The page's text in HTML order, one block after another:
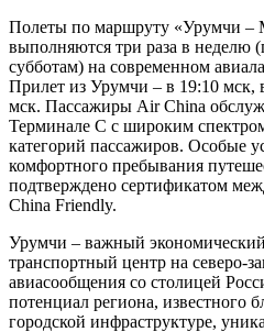
Полеты по маршруту «Урумчи –
выполняются три раза в неделю
субботам) на современном
Прилет из Урумчи – в 19:10 мск,
мск. Пассажиры Air China
Терминале С с широким
категорий пассажиров. Особые
комфортного пребывания
подтверждено сертификатом
China Friendly.
Урумчи – важный
транспортный центр на северо-
авиасообщения со столицей
потенциал региона, известного
городской инфраструктуре,